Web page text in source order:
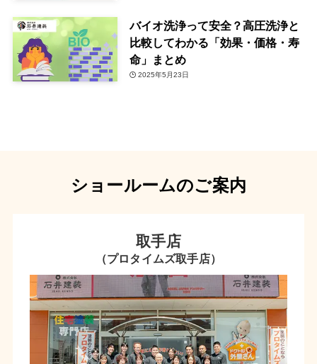
バイオ洗浄って安全？高圧洗浄と
比較してわかる「効果・価格・寿
命」まとめ
2025年5月23日
ショールームのご案内
取手店
（プロタイムズ取手店）